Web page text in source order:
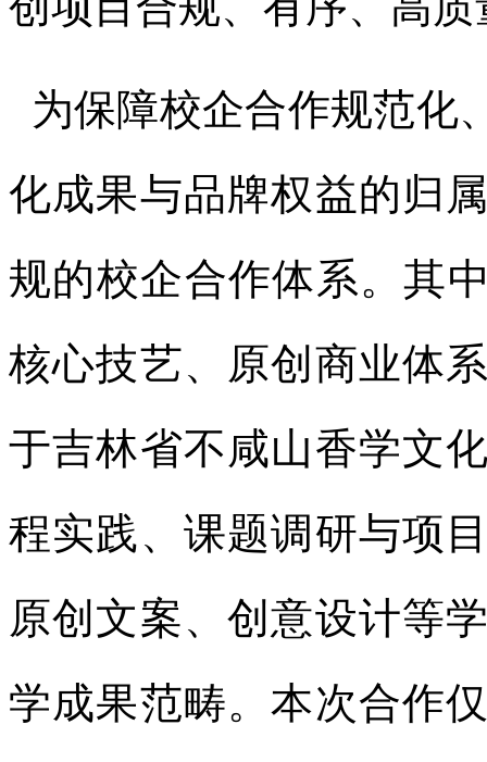
为保障校企合作规范化
化成果与品牌权益的归
规的校企合作体系。其
核心技艺、原创商业体
于吉林省不咸山香学文
程实践、课题调研与项
原创文案、创意设计等
学成果范畴。本次合作